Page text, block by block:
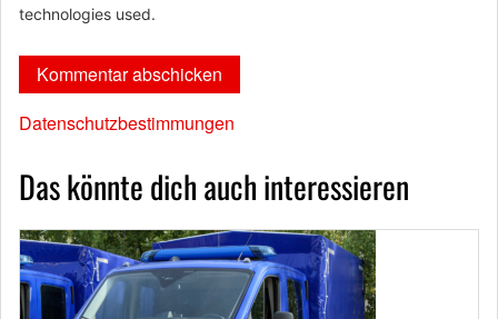
technologies used.
Datenschutzbestimmungen
Das könnte dich auch interessieren